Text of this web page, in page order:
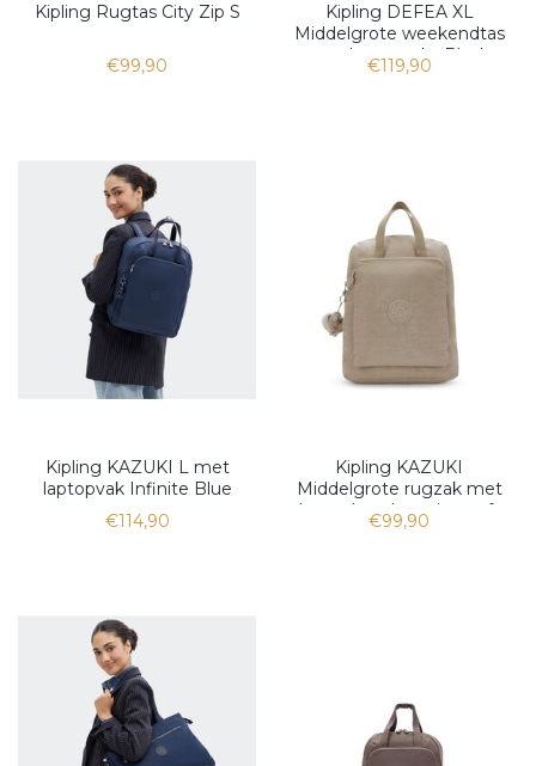
Kipling Rugtas City Zip S
€99,90
Kipling DEFEA XL
Middelgrote weekendtas
met laptopvak , Black
€119,90
Kipling KAZUKI L met
laptopvak Infinite Blue
€114,90
Kipling KAZUKI
Middelgrote rugzak met
laptopbescherming soft
taupe
€99,90